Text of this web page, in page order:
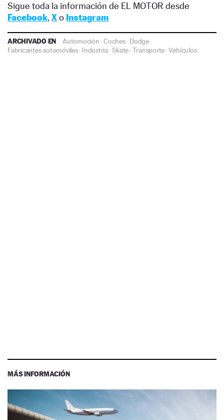
Sigue toda la información de EL MOTOR desde
Facebook, Xo Instagram
ARCHIVADO EN Automoción ·Coches· Dodge·
Fabricantes automóviles· Industria·Skate ·Transporte ·Vehículos
MÁS INFORMACIÓN